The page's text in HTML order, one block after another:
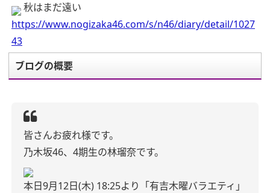
秋はまだ遠い
https://www.nogizaka46.com/s/n46/diary/detail/1027
43
ブログの概要
皆さんお疲れ様です。
乃木坂46、4期生の林瑠奈です。
本日9月12日(木) 18:25より 「有吉木曜バラエティ」